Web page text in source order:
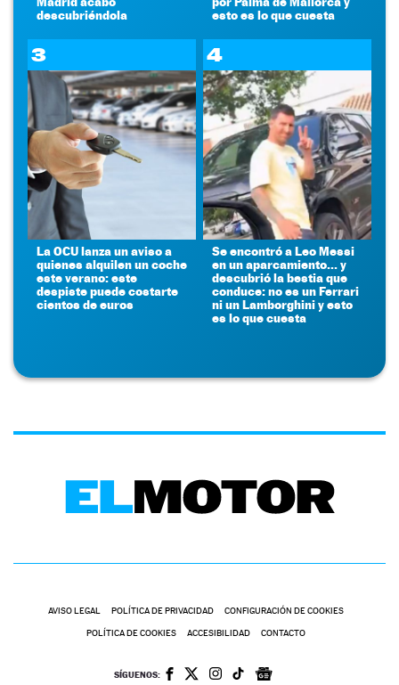
descubriéndola
esto es lo que cuesta
3
La OCU lanza un aviso a
quienes alquilen un coche
este verano: este
despiste puede costarte
cientos de euros
4
Se encontró a Leo Messi
en un aparcamiento... y
descubrió la bestia que
conduce: no es un Ferrari
ni un Lamborghini y esto
es lo que cuesta
AVISO LEGAL POLÍTICA DE PRIVACIDAD CONFIGURACIÓN DE COOKIES
POLÍTICA DE COOKIES ACCESIBILIDAD CONTACTO
SÍGUENOS: